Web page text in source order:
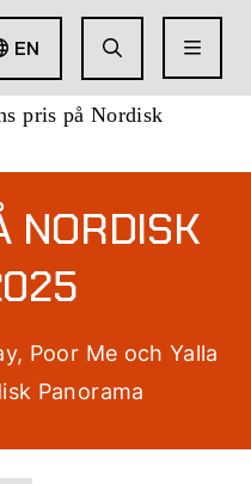
EN
NORDISK
Poor Me och Yalla
Panorama